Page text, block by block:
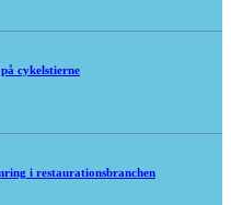
cykelstierne
i restaurationsbranchen